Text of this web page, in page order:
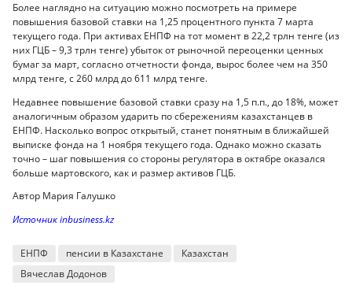
Более наглядно на ситуацию можно посмотреть на примере
повышения базовой ставки на 1,25 процентного пункта 7 марта
текущего года. При активах ЕНПФ на тот момент в 22,2 трлн тенге (из
них ГЦБ – 9,3 трлн тенге) убыток от рыночной переоценки ценных
бумаг за март, согласно отчетности фонда, вырос более чем на 350
млрд тенге, с 260 млрд до 611 млрд тенге.
Недавнее повышение базовой ставки сразу на 1,5 п.п., до 18%, может
аналогичным образом ударить по сбережениям казахстанцев в
ЕНПФ. Насколько вопрос открытый, станет понятным в ближайшей
выписке фонда на 1 ноября текущего года. Однако можно сказать
точно – шаг повышения со стороны регулятора в октябре оказался
больше мартовского, как и размер активов ГЦБ.
Автор Мария Галушко
Источник inbusiness.kz
ЕНПФ пенсии в Казахстане
Казахстан
Вячеслав Додонов